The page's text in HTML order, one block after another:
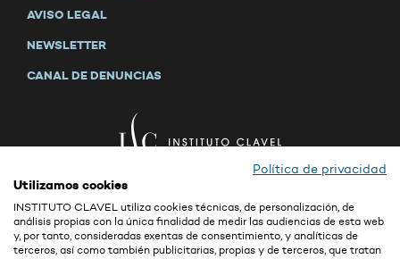
AVISO LEGAL
NEWSLETTER
CANAL DE DENUNCIAS
La confidencialidad y la seguridad son valores primordiales de GRUPO CLAVEL
(ver empresas del grupo enAviso Legal). Puede consultar la información sobre
Política de privacidad
Utilizamos cookies
INSTITUTO CLAVEL utiliza cookies técnicas, de personalización, de
análisis propias con la única finalidad de medir las audiencias de esta web
y, por tanto, consideradas exentas de consentimiento, y analíticas de
terceros, así como también publicitarias, propias y de terceros, que tratan